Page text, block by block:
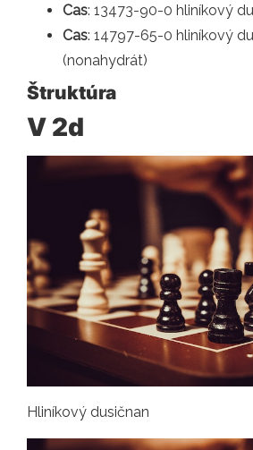
Cas: 13473-90-0 hliníkový
Cas: 14797-65-0 hliníkový
(nonahydrát)
Štruktúra
V 2d
Hliníkový dusičnan